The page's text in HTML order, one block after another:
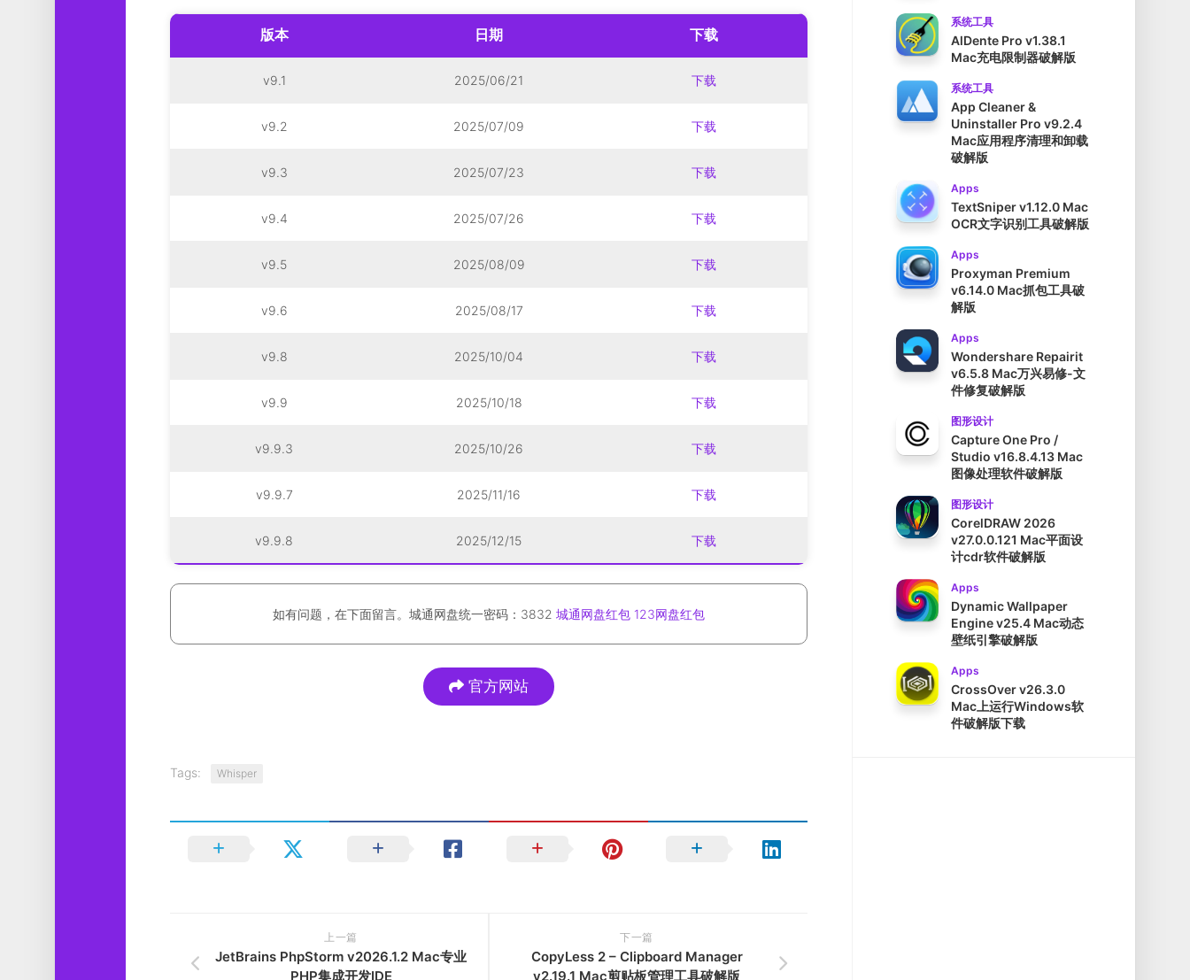
版本 日期 下载
v9.1 2025/06/21 下载
v9.2 2025/07/09 下载
v9.3 2025/07/23 下载
v9.4 2025/07/26 下载
v9.5 2025/08/09 下载
v9.6 2025/08/17 下载
v9.8 2025/10/04 下载
v9.9 2025/10/18 下载
v9.9.3 2025/10/26 下载
v9.9.7 2025/11/16 下载
v9.9.8 2025/12/15 下载
如有问题，在下面留言。城通网盘统一密码：3832 城通网盘红包 123网盘红包
官方网站
Tags: Whisper
下一篇
CopyLess 2 – Clipboard Manager
v2.19.1 Mac剪贴板管理工具破解版
上一篇
JetBrains PhpStorm v2026.1.2 Mac专业
PHP集成开发IDE
系统工具
AlDente Pro v1.38.1
Mac充电限制器破解版
系统工具
App Cleaner &
Uninstaller Pro v9.2.4
Mac应用程序清理和卸载
破解版
Apps
TextSniper v1.12.0 Mac
OCR文字识别工具破解版
Apps
Proxyman Premium
v6.14.0 Mac抓包工具破
解版
Apps
Wondershare Repairit
v6.5.8 Mac万兴易修-文
件修复破解版
图形设计
Capture One Pro /
Studio v16.8.4.13 Mac
图像处理软件破解版
图形设计
CorelDRAW 2026
v27.0.0.121 Mac平面设
计cdr软件破解版
Apps
Dynamic Wallpaper
Engine v25.4 Mac动态
壁纸引擎破解版
Apps
CrossOver v26.3.0
Mac上运行Windows软
件破解版下载